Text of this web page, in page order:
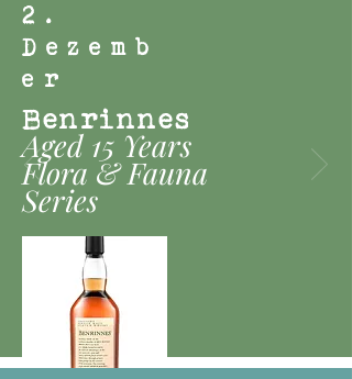
2.
Dezemb
er
Benrinnes
Aged 15 Years
Flora & Fauna
Series